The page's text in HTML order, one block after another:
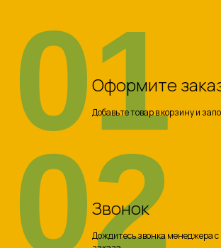
Оформите
Добавьте товар в корзину и
01
Звонок
Дождитесь звонка менеджера
02